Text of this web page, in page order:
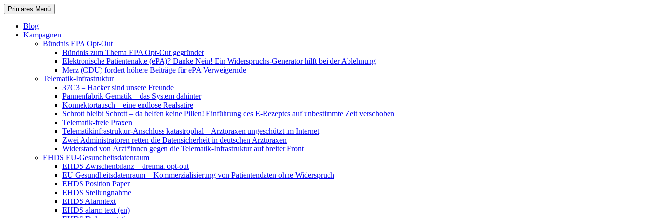
Zum
Inhalt
springen
patientenrechte-datenschutz.de
Suchen
Primäres Menü
Blog
Kampagnen
Bündnis EPA Opt-Out
Bündnis zum Thema EPA Opt-Out gegründet
Elektronische Patientenakte (ePA)? Danke Nein! Ein Widerspruchs-Generator hilft bei der Ablehnung
Merz (CDU) fordert höhere Beiträge für ePA Verweigernde
Telematik-Infrastruktur
37C3 – Hacker sind unsere Freunde
Pannenfabrik Gematik – das System dahinter
Konnektortausch – eine endlose Realsatire
Schrott bleibt Schrott – da helfen keine Pillen! Einführung des E-Rezeptes auf unbestimmte Zeit verschoben
Telematik-freie Praxen
Telematikinfrastruktur-Anschluss katastrophal – Arztpraxen ungeschützt im Internet
Zwei Administratoren retten die Datensicherheit in deutschen Arztpraxen
Widerstand von Ärzt*innen gegen die Telematik-Infrastruktur auf breiter Front
EHDS EU-Gesundheitsdatenraum
EHDS Zwischenbilanz – dreimal opt-out
EU Gesundheitsdatenraum – Kommerzialisierung von Patientendaten ohne Widerspruch
EHDS Position Paper
EHDS Stellungnahme
EHDS Alarmtext
EHDS alarm text (en)